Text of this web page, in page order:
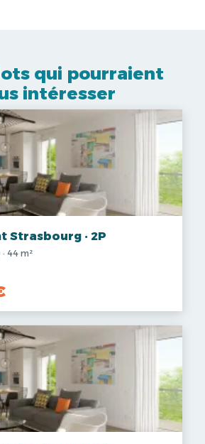
qui pourraient
intéresser
Strasbourg · 2P
44 m²